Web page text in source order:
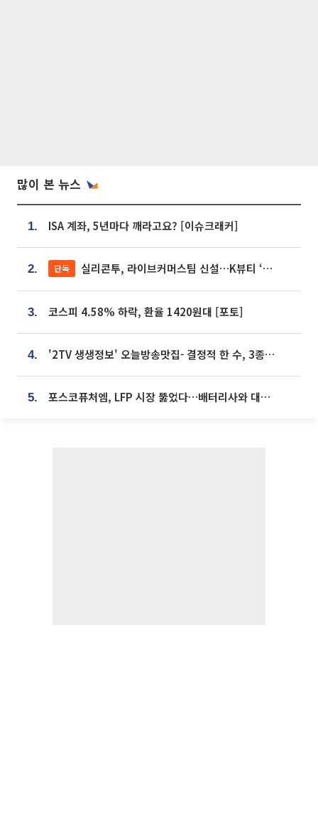
많이 본 뉴스
1. ISA 계좌, 5년마다 깨라고요? [이슈크래커]
2. 단독 실리콘투, 라이브커머스팀 신설…K뷰티 ‘글로벌 판매망’ 확대[K뷰티 라방戰]
3. 코스피 4.58% 하락, 환율 1420원대 [포토]
4. '2TV 생생정보' 오늘방송맛집- 결정적 한 수, 3종 메밀면! 메밀 소바 맛집 '의○○○○'
5. 포스코퓨처엠, LFP 시장 뚫었다…배터리사와 대규모 장기 공급 합의